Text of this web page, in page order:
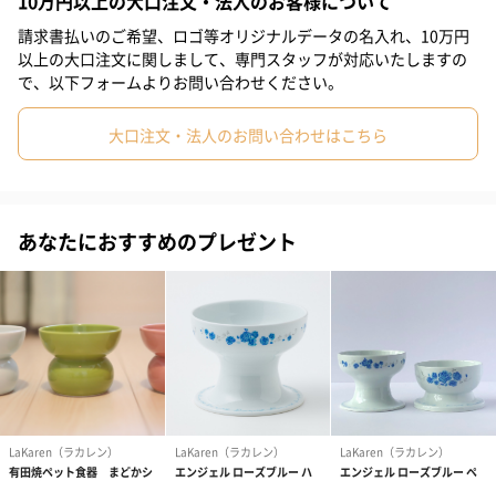
カラー3種
チェリー（ピンク）
スカイ（ブルー）
ミント（グリーン）
オリジナルギフトボックス
かわいいペットちゃんへのプレゼントにふさわしく、LaKarenオ
リジナルギフトボックスにリボンをかけてお届けさせて頂きま
す。
ご自宅のペットちゃんはもちろん、お友達の猫ちゃん、ワンちゃ
請求書払いのご希望、ロゴ等オリジナルデータの名入れ、10万円
以上の大口注文に関しまして、専門スタッフが対応いたしますの
で、以下フォームよりお問い合わせください。
大口注文・法人のお問い合わせはこちら
あなたにおすすめのプレゼント